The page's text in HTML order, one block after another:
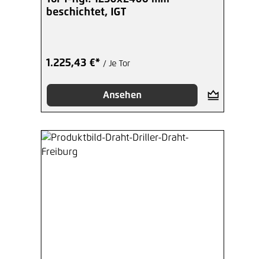
beschichtet, IGT
1.225,43 €* / Je Tor
Ansehen